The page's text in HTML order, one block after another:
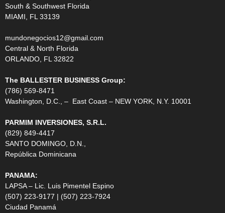
South & Southwest Florida
MIAMI, FL 33139
mundonegocios12@gmail.com
Central & North Florida
ORLANDO, FL 32822
The BALLESTER BUSINESS Group:
(786) 569-8471
Washington, D.C., – East Coast – NEW YORK, N.Y. 10001
PARMIM INVERSIONES, S.R.L.
(829) 849-4417
SANTO DOMINGO, D.N.,
República Dominicana
PANAMA:
LAPSA – Lic. Luis Pimentel Espino
(507) 223-9177 | (507) 223-7924
Ciudad Panamá